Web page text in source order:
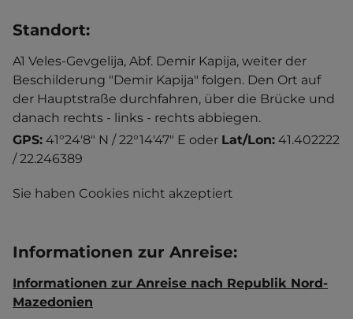
Standort:
A1 Veles-Gevgelija, Abf. Demir Kapija, weiter der
Beschilderung "Demir Kapija" folgen. Den Ort auf
der Hauptstraße durchfahren, über die Brücke und
danach rechts - links - rechts abbiegen.
GPS: 41°24'8" N / 22°14'47" E oder Lat/Lon: 41.402222
/ 22.246389
Sie haben Cookies nicht akzeptiert
Informationen zur Anreise:
Informationen zur Anreise nach Republik Nord-
Mazedonien